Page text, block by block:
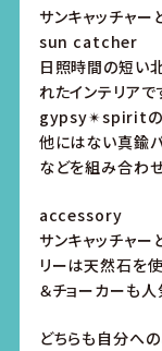
サンキャッチャー
sun catcher
日照時間の短い
れたインテリアで
gypsy✴︎spiritの
他にはない真鍮パ
などを組み合わせ
accessory
サンキャッチャー
リーは天然石を
＆チョーカーも人
どちらも自分へ